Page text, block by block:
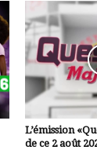
L’émission
de ce 2 août